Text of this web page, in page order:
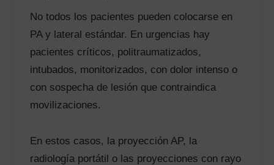
No todos los pacientes pueden colocarse en
PA y lateral estándar. En urgencias hay
pacientes críticos, politraumatizados,
intubados, monitorizados, con dolor intenso o
con sospecha de lesión que contraindica
movilizaciones.
En estos casos, la proyección AP, la
radiología portátil o las proyecciones con rayo